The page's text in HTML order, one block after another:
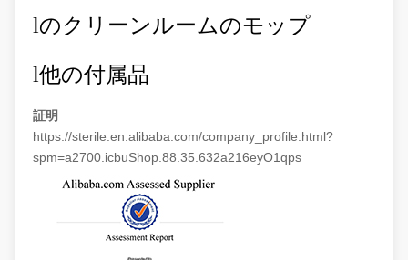
lのクリーンルームのモップ
l他の付属品
証明
https://sterile.en.alibaba.com/company_profile.html?
spm=a2700.icbuShop.88.35.632a216eyO1qps